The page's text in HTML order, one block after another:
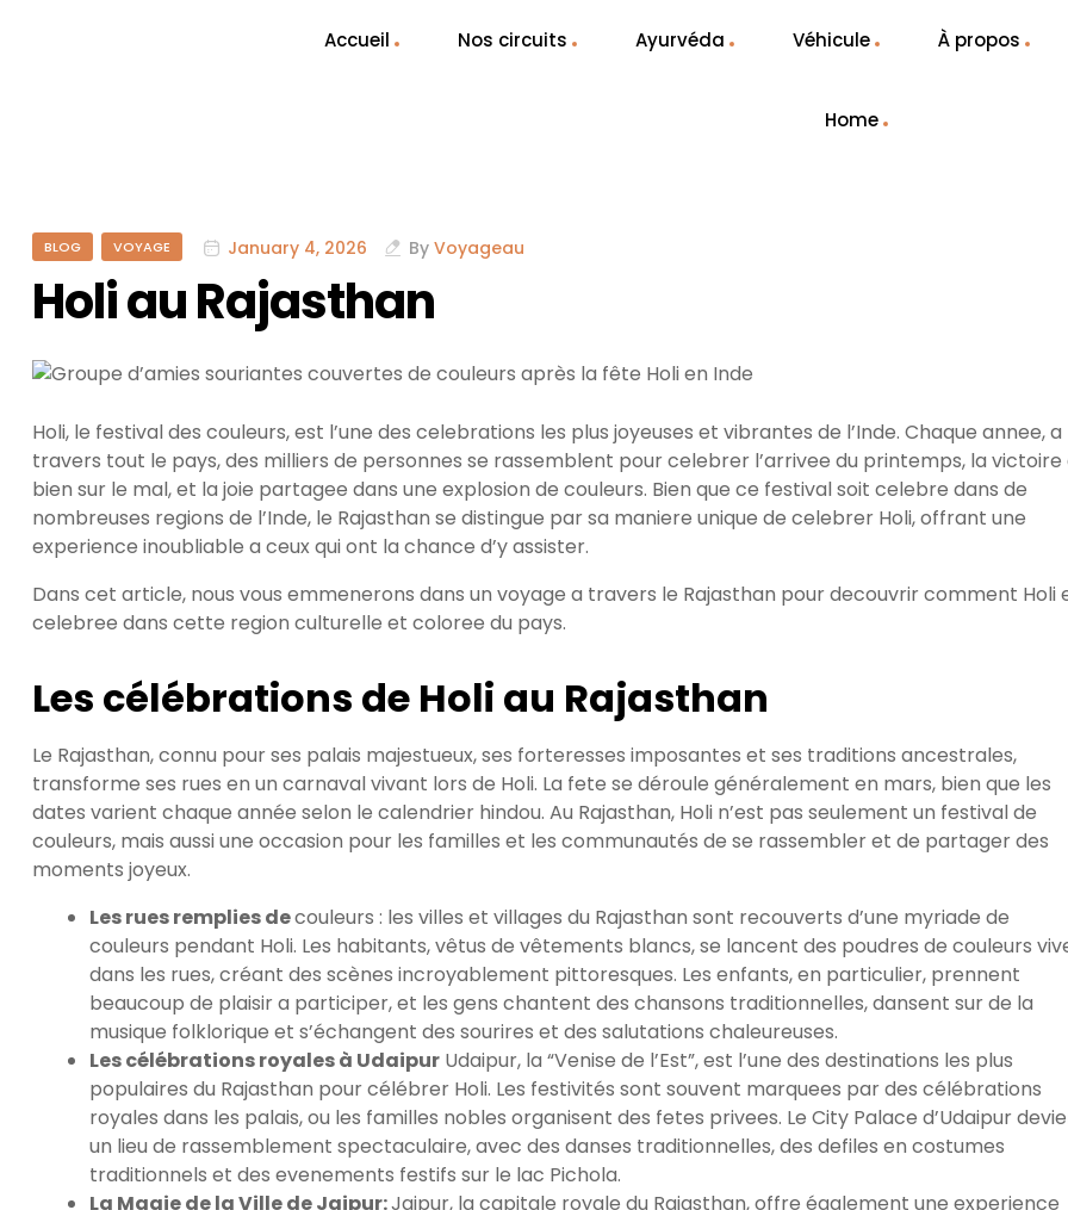
Accueil Nos circuits Ayurvéda Véhicule À propos
Home
BLOG VOYAGE January 4, 2026 By Voyageau
Holi au Rajasthan
Holi, le festival des couleurs, est l’une des celebrations les plus joyeuses et vibrantes de l’Inde. Chaque annee, a
travers tout le pays, des milliers de personnes se rassemblent pour celebrer l’arrivee du printemps, la victoire
bien sur le mal, et la joie partagee dans une explosion de couleurs. Bien que ce festival soit celebre dans de
nombreuses regions de l’Inde, le Rajasthan se distingue par sa maniere unique de celebrer Holi, offrant une
experience inoubliable a ceux qui ont la chance d’y assister.
Dans cet article, nous vous emmenerons dans un voyage a travers le Rajasthan pour decouvrir comment Holi
celebree dans cette region culturelle et coloree du pays.
Les célébrations de Holi au Rajasthan
Le Rajasthan, connu pour ses palais majestueux, ses forteresses imposantes et ses traditions ancestrales,
transforme ses rues en un carnaval vivant lors de Holi. La fete se déroule généralement en mars, bien que les
dates varient chaque année selon le calendrier hindou. Au Rajasthan, Holi n’est pas seulement un festival de
couleurs, mais aussi une occasion pour les familles et les communautés de se rassembler et de partager des
moments joyeux.
Les rues remplies decouleurs : les villes et villages du Rajasthan sont recouverts d’une myriade de
couleurs pendant Holi. Les habitants, vêtus de vêtements blancs, se lancent des poudres de couleurs
dans les rues, créant des scènes incroyablement pittoresques. Les enfants, en particulier, prennent
beaucoup de plaisir a participer, et les gens chantent des chansons traditionnelles, dansent sur de la
musique folklorique et s’échangent des sourires et des salutations chaleureuses.
Les célébrations royales à Udaipur Udaipur, la “Venise de l’Est”, est l’une des destinations les plus
populaires du Rajasthan pour célébrer Holi. Les festivités sont souvent marquees par des célébrations
royales dans les palais, ou les familles nobles organisent des fetes privees. Le City Palace d’Udaipur
un lieu de rassemblement spectaculaire, avec des danses traditionnelles, des defiles en costumes
traditionnels et des evenements festifs sur le lac Pichola.
La Magie de la Ville de Jaipur:Jaipur, la capitale royale du Rajasthan, offre également une experience